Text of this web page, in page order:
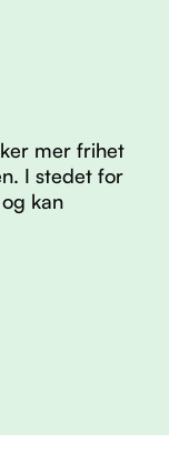
mer frihet
I stedet for
kan